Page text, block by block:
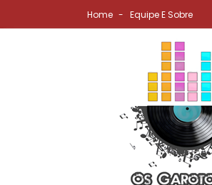
Home Equipe E Sobre